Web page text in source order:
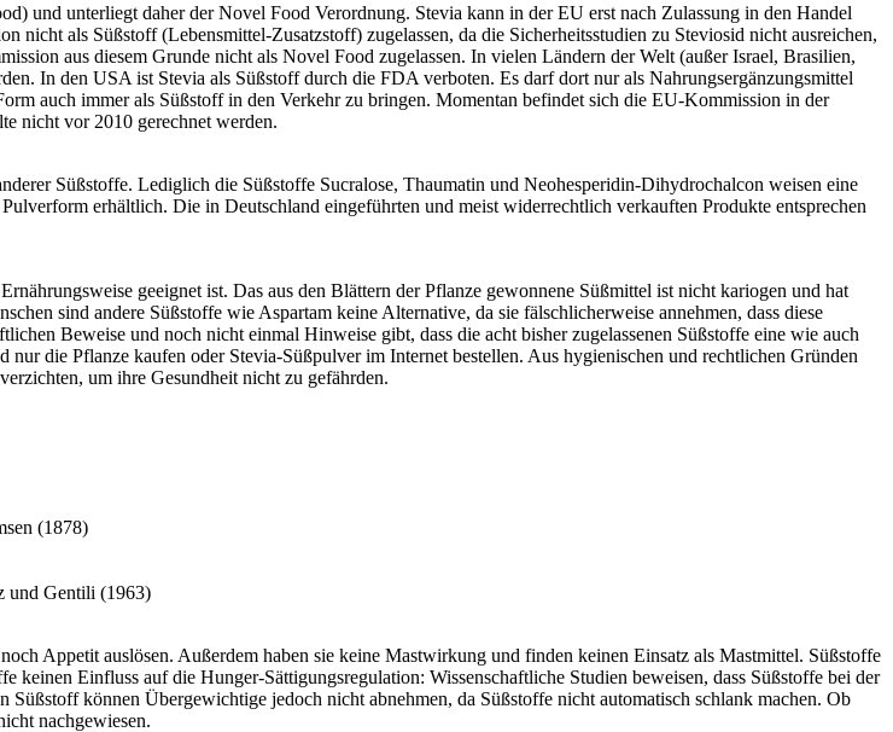
und unterliegt daher der Novel Food Verordnung. Stevia kann in der EU erst nach Zulassung in den Handel
nicht als Süßstoff (Lebensmittel-Zusatzstoff) zugelassen, da die Sicherheitsstudien zu Steviosid nicht ausreichen,
aus diesem Grunde nicht als Novel Food zugelassen. In vielen Ländern der Welt (außer Israel, Brasilien,
In den USA ist Stevia als Süßstoff durch die FDA verboten. Es darf dort nur als Nahrungsergänzungsmittel
auch immer als Süßstoff in den Verkehr zu bringen. Momentan befindet sich die EU-Kommission in der
nicht vor 2010 gerechnet werden.
Süßstoffe. Lediglich die Süßstoffe Sucralose, Thaumatin und Neohesperidin-Dihydrochalcon weisen eine
erhältlich. Die in Deutschland eingeführten und meist widerrechtlich verkauften Produkte entsprechen
geeignet ist. Das aus den Blättern der Pflanze gewonnene Süßmittel ist nicht kariogen und hat
sind andere Süßstoffe wie Aspartam keine Alternative, da sie fälschlicherweise annehmen, dass diese
Beweise und noch nicht einmal Hinweise gibt, dass die acht bisher zugelassenen Süßstoffe eine wie auch
die Pflanze kaufen oder Stevia-Süßpulver im Internet bestellen. Aus hygienischen und rechtlichen Gründen
um ihre Gesundheit nicht zu gefährden.
(1878)
und Gentili (1963)
Appetit auslösen. Außerdem haben sie keine Mastwirkung und finden keinen Einsatz als Mastmittel. Süßstoffe
Einfluss auf die Hunger-Sättigungsregulation: Wissenschaftliche Studien beweisen, dass Süßstoffe bei der
können Übergewichtige jedoch nicht abnehmen, da Süßstoffe nicht automatisch schlank machen. Ob
nachgewiesen.